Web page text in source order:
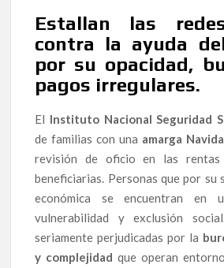
Estallan las
contra la ayuda
por su opacidad,
pagos irregulares.
El Instituto Nacional Seguridad
de familias con una amarga
revisión de oficio en las rentas
beneficiarias. Personas que por su
económica se encuentran en
vulnerabilidad y exclusión
seriamente perjudicadas por la
y complejidad que operan